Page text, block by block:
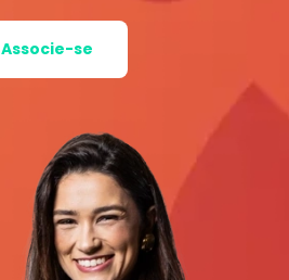
Associe-se